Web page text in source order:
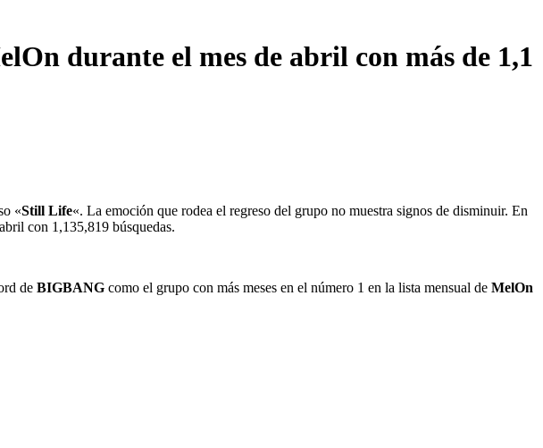
durante el mes de abril con más de 1,1
«Still Life«. La emoción que rodea el regreso del grupo no muestra signos de disminuir. En
con 1,135,819 búsquedas.
de BIGBANG como el grupo con más meses en el número 1 en la lista mensual de MelOn